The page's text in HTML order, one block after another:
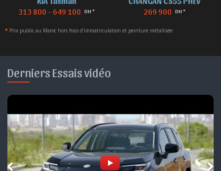
313 800 - 649 100 DH *
269 900 DH *
* Prix public au Maroc hors frais d'immatriculation et peinture métallisée
Derniers Essais vidéo